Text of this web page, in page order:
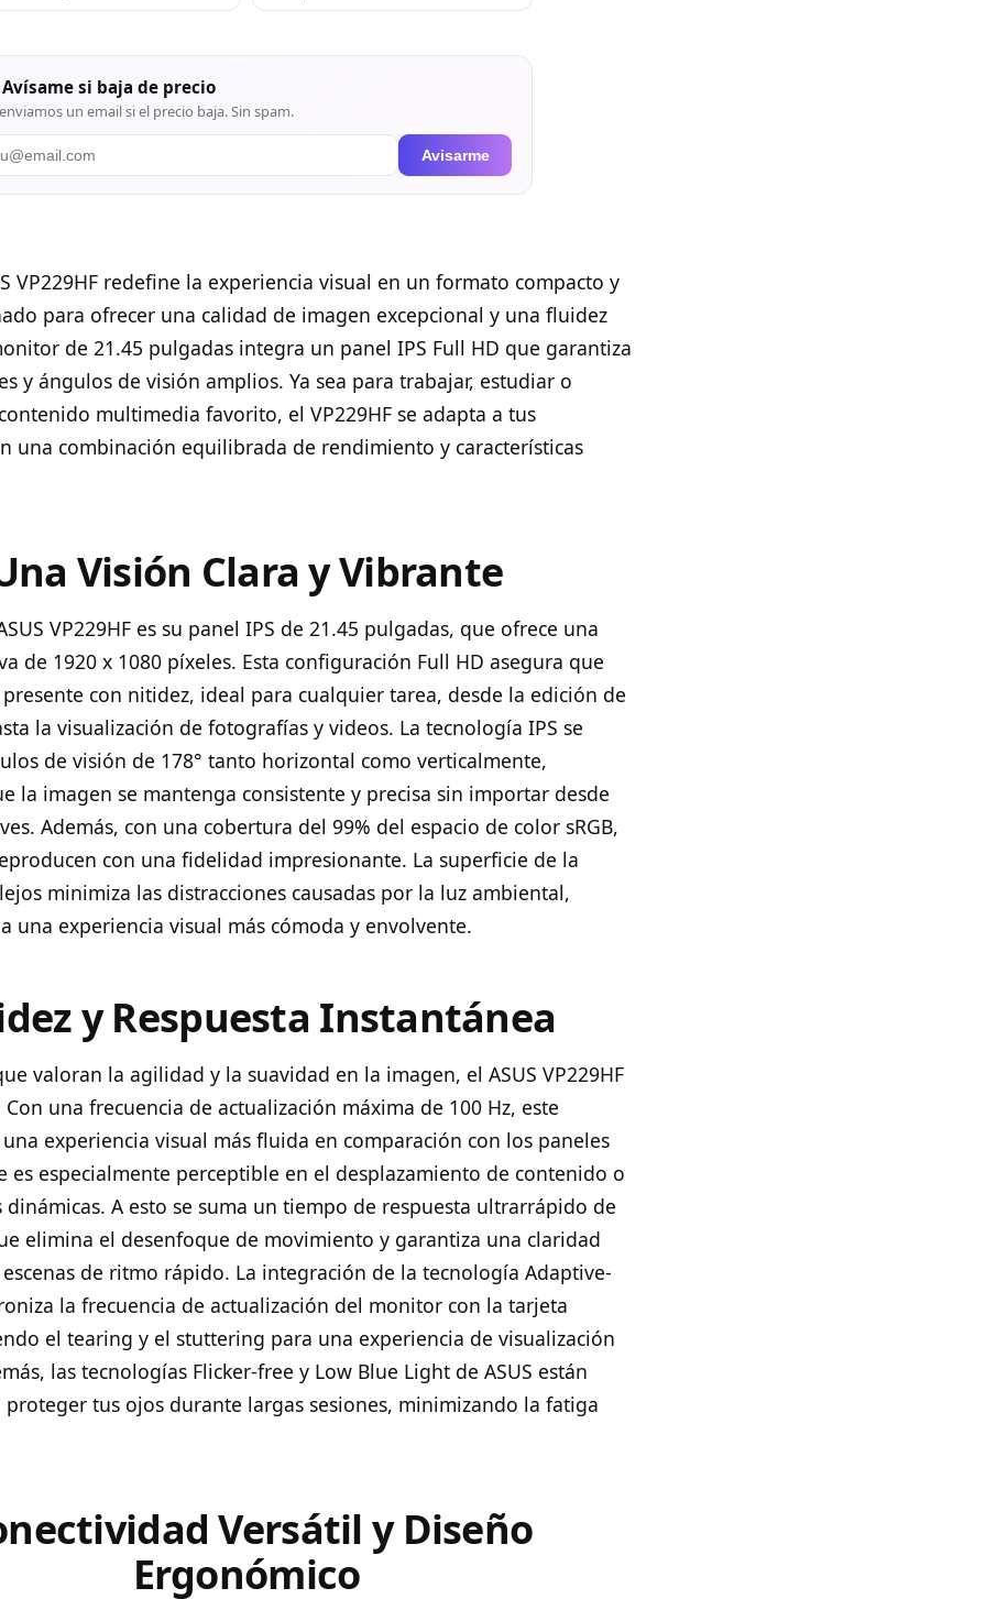
Avísame si baja de precio
un email si el precio baja. Sin spam.
Avisarme
VP229HF redefine la experiencia visual en un formato compacto y
para ofrecer una calidad de imagen excepcional y una fluidez
de 21.45 pulgadas integra un panel IPS Full HD que garantiza
y ángulos de visión amplios. Ya sea para trabajar, estudiar o
multimedia favorito, el VP229HF se adapta a tus
una combinación equilibrada de rendimiento y características
Visión Clara y Vibrante
VP229HF es su panel IPS de 21.45 pulgadas, que ofrece una
de 1920 x 1080 píxeles. Esta configuración Full HD asegura que
con nitidez, ideal para cualquier tarea, desde la edición de
la visualización de fotografías y videos. La tecnología IPS se
de visión de 178° tanto horizontal como verticalmente,
la imagen se mantenga consistente y precisa sin importar desde
Además, con una cobertura del 99% del espacio de color sRGB,
con una fidelidad impresionante. La superficie de la
minimiza las distracciones causadas por la luz ambiental,
una experiencia visual más cómoda y envolvente.
y Respuesta Instantánea
valoran la agilidad y la suavidad en la imagen, el ASUS VP229HF
una frecuencia de actualización máxima de 100 Hz, este
experiencia visual más fluida en comparación con los paneles
es especialmente perceptible en el desplazamiento de contenido o
dinámicas. A esto se suma un tiempo de respuesta ultrarrápido de
elimina el desenfoque de movimiento y garantiza una claridad
de ritmo rápido. La integración de la tecnología Adaptive-
la frecuencia de actualización del monitor con la tarjeta
el tearing y el stuttering para una experiencia de visualización
las tecnologías Flicker-free y Low Blue Light de ASUS están
proteger tus ojos durante largas sesiones, minimizando la fatiga
Versátil y Diseño
Ergonómico